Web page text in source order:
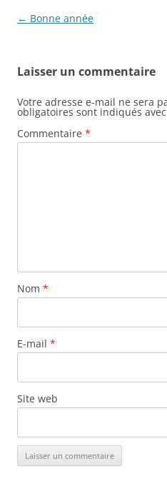
Navigation
← Bonne année
Laisser un commentaire
Votre adresse e-mail ne sera
obligatoires sont indiqués avec
Commentaire *
Nom *
E-mail *
Site web